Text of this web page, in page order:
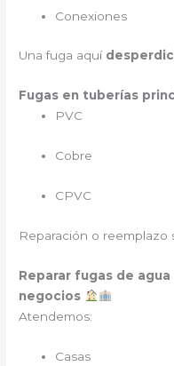
Conexiones
Una fuga aquí
Fugas en tuberías
PVC
Cobre
CPVC
Reparación o reemplazo
Reparar fugas de
negocios
Atendemos:
Casas